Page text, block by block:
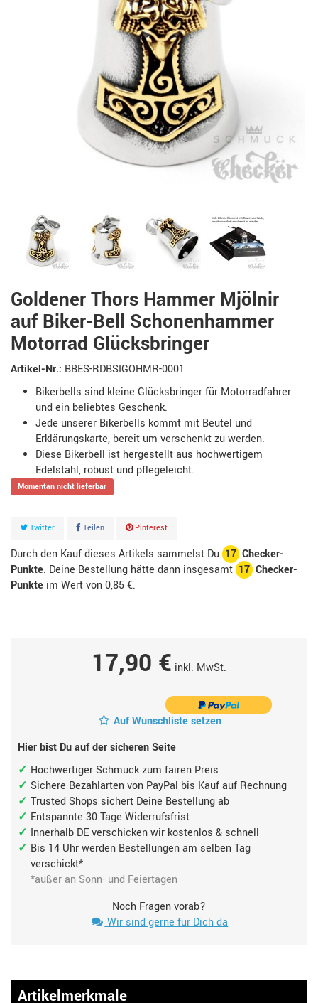
Goldener Thors Hammer Mjölnir
auf Biker-Bell Schonenhammer
Motorrad Glücksbringer
Artikel-Nr.: BBES-RDBSIGOHMR-0001
Bikerbells sind kleine Glücksbringer für Motorradfahrer
und ein beliebtes Geschenk.
Jede unserer Bikerbells kommt mit Beutel und
Erklärungskarte, bereit um verschenkt zu werden.
Diese Bikerbell ist hergestellt aus hochwertigem
Edelstahl, robust und pflegeleicht.
Momentan nicht lieferbar
Twitter Teilen Pinterest
Durch den Kauf dieses Artikels sammelst Du 17 Checker-
Punkte. Deine Bestellung hätte dann insgesamt 17 Checker-
Punkte im Wert von0,85 €.
17,90 € inkl. MwSt.
Auf Wunschliste setzen
Hier bist Du auf der sicheren Seite
Hochwertiger Schmuck zum fairen Preis
Sichere Bezahlarten von PayPal bis Kauf auf Rechnung
Trusted Shops sichert Deine Bestellung ab
Entspannte 30 Tage Widerrufsfrist
Innerhalb DE verschicken wir kostenlos & schnell
Bis 14 Uhr werden Bestellungen am selben Tag
verschickt*
*außer an Sonn- und Feiertagen
Noch Fragen vorab?
Wir sind gerne für Dich da
Artikelmerkmale